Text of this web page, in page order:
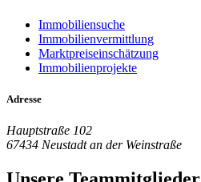
Immobiliensuche
Immobilienvermittlung
Marktpreiseinschätzung
Immobilienprojekte
Adresse
Hauptstraße 102
67434 Neustadt an der Weinstraße